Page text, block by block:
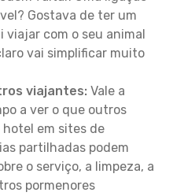
Gostava de ter um
viajar com o seu animal
vai simplificar muito
viajantes: Vale a
a ver o que outros
hotel em sites de
partilhadas podem
o serviço, a limpeza, a
pormenores